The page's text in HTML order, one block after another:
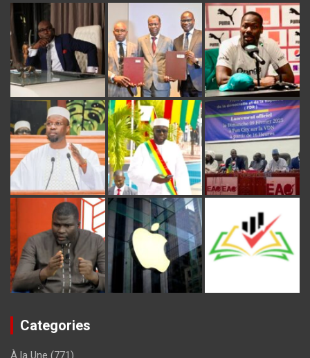
Categories
À la Une (771)